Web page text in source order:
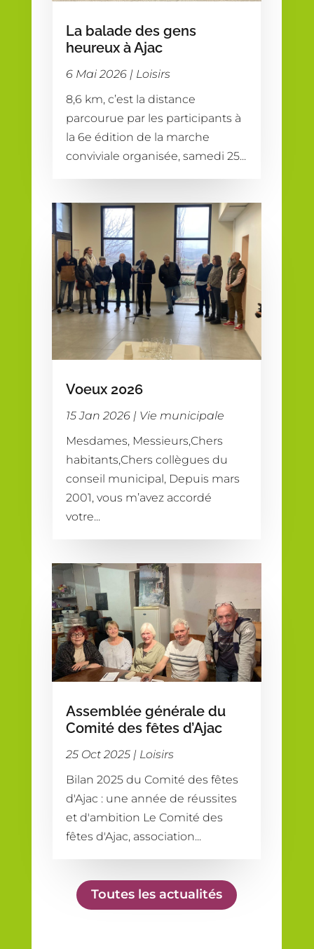
La balade des gens
heureux à Ajac
6 Mai 2026| Loisirs
8,6 km, c’est la distance
parcourue par les participants à
la 6e édition de la marche
conviviale organisée, samedi 25...
Voeux 2026
15 Jan 2026| Vie municipale
Mesdames, Messieurs,Chers
habitants,Chers collègues du
conseil municipal, Depuis mars
2001, vous m’avez accordé
votre...
Assemblée générale du
Comité des fêtes d’Ajac
25 Oct 2025| Loisirs
Bilan 2025 du Comité des fêtes
d'Ajac : une année de réussites
et d'ambition Le Comité des
fêtes d'Ajac, association...
Toutes les actualités